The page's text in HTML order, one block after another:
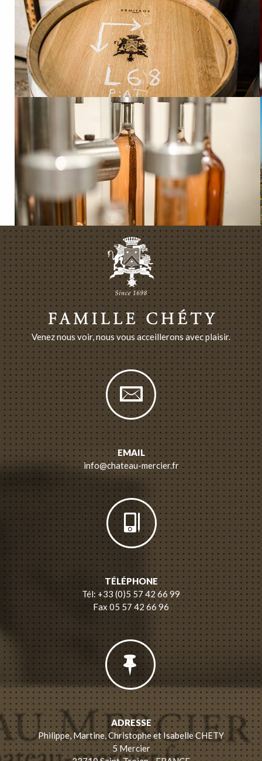
Venez nous voir, nous vous acceillerons avec plaisir.
EMAIL
info@chateau-mercier.fr
TÉLÉPHONE
Tél: +33 (0)5 57 42 66 99
Fax 05 57 42 66 96
ADRESSE
Philippe, Martine, Christophe et Isabelle CHETY
5 Mercier